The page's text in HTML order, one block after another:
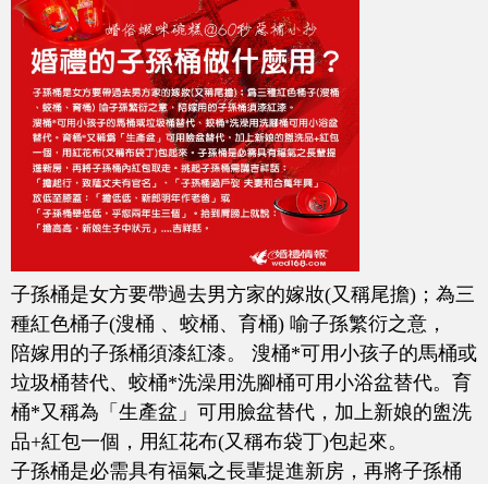
子孫桶是女方要帶過去男方家的嫁妝(又稱尾擔)；為三
種紅色桶子(溲桶 、蛟桶、育桶) 喻子孫繁衍之意，
陪嫁用的子孫桶須漆紅漆。 溲桶*可用小孩子的馬桶或
垃圾桶替代、蛟桶*洗澡用洗腳桶可用小浴盆替代。育
桶*又稱為「生產盆」可用臉盆替代，加上新娘的盥洗
品+紅包一個，用紅花布(又稱布袋丁)包起來。
子孫桶是必需具有福氣之長輩提進新房，再將子孫桶